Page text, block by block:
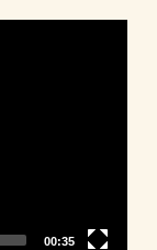
Total
00:35